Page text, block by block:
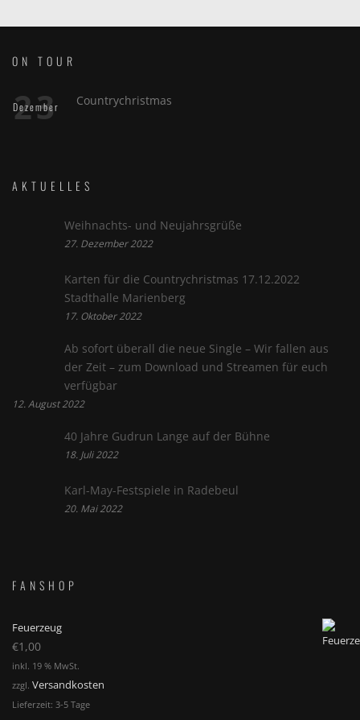
ON TOUR
23
Dezember Countrychristmas
AKTUELLES
Weihnachts- und Neujahrsgrüße
27. Dezember 2022
Karten für die Countrychristmas 17.12.2022
Stadthalle Marienberg
17. Oktober 2022
Ab sofort überall die neue Single – Wir fallen aus
der Zeit – zum Download und Streamen für euch
verfügbar
12. August 2022
40 Jahre Gudrun Lange auf der Bühne
18. Juli 2022
Karl-May-Festspiele in Radebeul
20. Mai 2022
FANSHOP
Feuerzeug
€1,00
inkl. 19 % MwSt.
zzgl. Versandkosten
Lieferzeit: 3-5 Tage